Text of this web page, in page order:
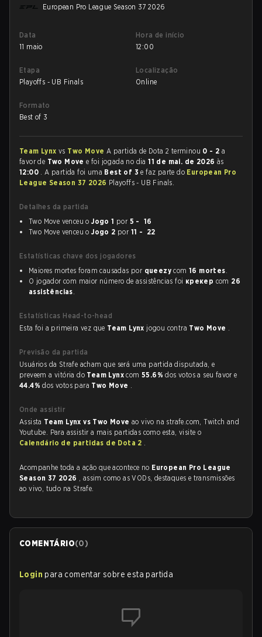
European Pro League Season 37 2026
Data
11 maio
Hora de início
12:00
Etapa
Playoffs - UB Finals
Localização
Online
Formato
Best of 3
Team Lynx vs Two Move A partida de Dota 2 terminou 0 - 2 a
favor de Two Movee foi jogada no dia11 de mai. de 2026 às
12:00 . A partida foi uma Best of 3e faz parte do European Pro
League Season 37 2026 Playoffs - UB Finals.
Detalhes da partida
Two Move venceu oJogo 1 por 5 - 16
Two Move venceu oJogo 2 por 11 - 22
Estatísticas chave dos jogadores
Maiores mortes foram causadas por queezy com16 mortes.
O jogador com maior número de assistências foi крекер com 26
assistências.
Estatísticas Head-to-head
Esta foi a primeira vez que Team Lynx jogou contra Two Move .
Previsão da partida
Usuários da Strafe acham que será uma partida disputada, e
preveem a vitória do Team Lynxcom55.6%dos votos a seu favor e
44.4%dos votos para Two Move .
Onde assistir
Assista Team Lynx vs Two Moveao vivo na strafe.com, Twitch and
Youtube. Para assistir a mais partidas como esta, visite o
Calendário de partidas de Dota 2 .
Acompanhe toda a ação que acontece no European Pro League
Season 37 2026 , assim como as VODs, destaques e transmissões
ao vivo, tudo na Strafe.
COMENTÁRIO(0)
Login para comentar sobre esta partida